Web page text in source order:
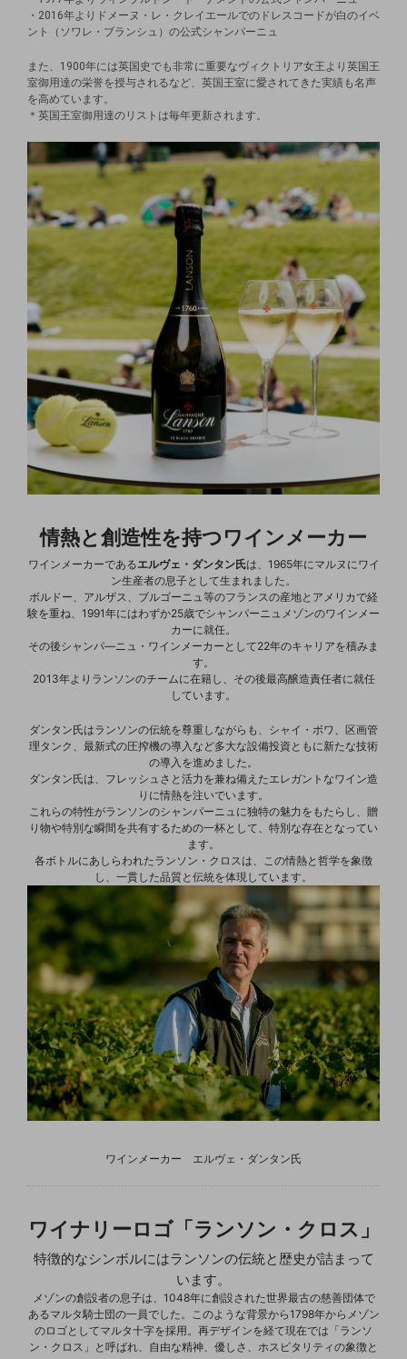
・2016年よりドメーヌ・レ・クレイエールでのドレスコードが白のイベ
ント（ソワレ・ブランシュ）の公式シャンパーニュ
また、1900年には英国史でも非常に重要なヴィクトリア女王より英国王
室御用達の栄誉を授与されるなど、英国王室に愛されてきた実績も名声
を高めています。
＊英国王室御用達のリストは毎年更新されます。
情熱と創造性を持つワインメーカー
ワインメーカーであるエルヴェ・ダンタン氏は、1965年にマルヌにワイ
ン生産者の息子として生まれました。
ボルドー、アルザス、ブルゴーニュ等のフランスの産地とアメリカで経
験を重ね、1991年にはわずか25歳でシャンパーニュメゾンのワインメー
カーに就任。
その後シャンパ―ニュ・ワインメーカーとして22年のキャリアを積みま
す。
2013年よりランソンのチームに在籍し、その後最高醸造責任者に就任
しています。
ダンタン氏はランソンの伝統を尊重しながらも、シャイ・ボワ、区画管
理タンク、最新式の圧搾機の導入など多大な設備投資ともに新たな技術
の導入を進めました。
ダンタン氏は、フレッシュさと活力を兼ね備えたエレガントなワイン造
りに情熱を注いでいます。
これらの特性がランソンのシャンパーニュに独特の魅力をもたらし、贈
り物や特別な瞬間を共有するための一杯として、特別な存在となってい
ます。
各ボトルにあしらわれたランソン・クロスは、この情熱と哲学を象徴
し、一貫した品質と伝統を体現しています。
ワインメーカー エルヴェ・ダンタン氏
ワイナリーロゴ「ランソン・クロス」
特徴的なシンボルにはランソンの伝統と歴史が詰まって
います。
メゾンの創設者の息子は、1048年に創設された世界最古の慈善団体で
あるマルタ騎士団の一員でした。このような背景から1798年からメゾン
のロゴとしてマルタ十字を採用。再デザインを経て現在では「ランソ
ン・クロス」と呼ばれ、自由な精神、優しさ、ホスピタリティの象徴と